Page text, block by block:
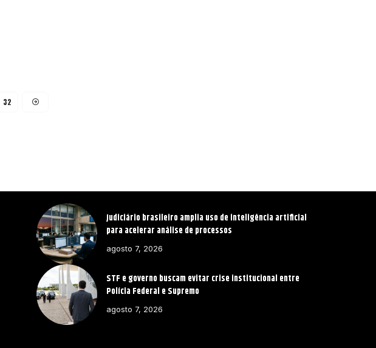
32
Judiciário brasileiro amplia uso de inteligência artificial
para acelerar análise de processos
agosto 7, 2026
STF e governo buscam evitar crise institucional entre
Polícia Federal e Supremo
agosto 7, 2026